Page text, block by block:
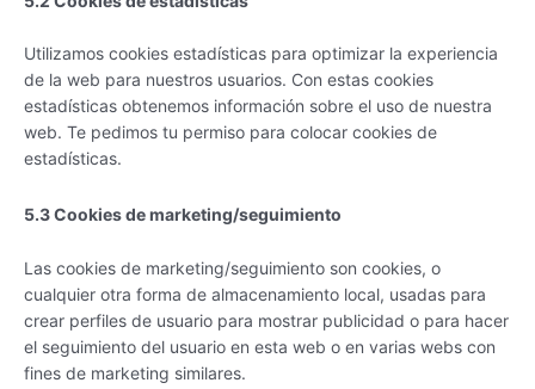
Utilizamos cookies estadísticas para optimizar la experiencia
de la web para nuestros usuarios. Con estas cookies
estadísticas obtenemos información sobre el uso de nuestra
web. Te pedimos tu permiso para colocar cookies de
estadísticas.
5.3 Cookies de marketing/seguimiento
Las cookies de marketing/seguimiento son cookies, o
cualquier otra forma de almacenamiento local, usadas para
crear perfiles de usuario para mostrar publicidad o para hacer
el seguimiento del usuario en esta web o en varias webs con
fines de marketing similares.